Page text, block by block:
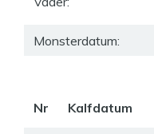
Monsterdatum:
Nr Kalfdatum